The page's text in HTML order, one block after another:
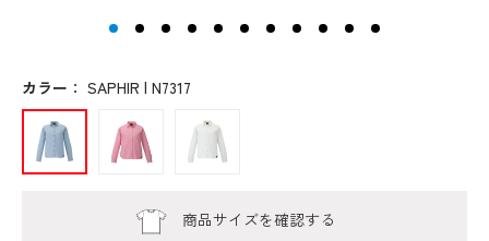
カラー ： SAPHIR | N7317
商品サイズを確認する